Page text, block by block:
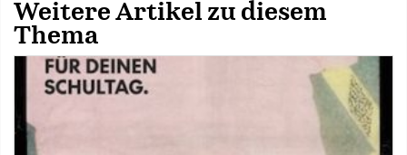
Weitere Artikel zu diesem
Thema